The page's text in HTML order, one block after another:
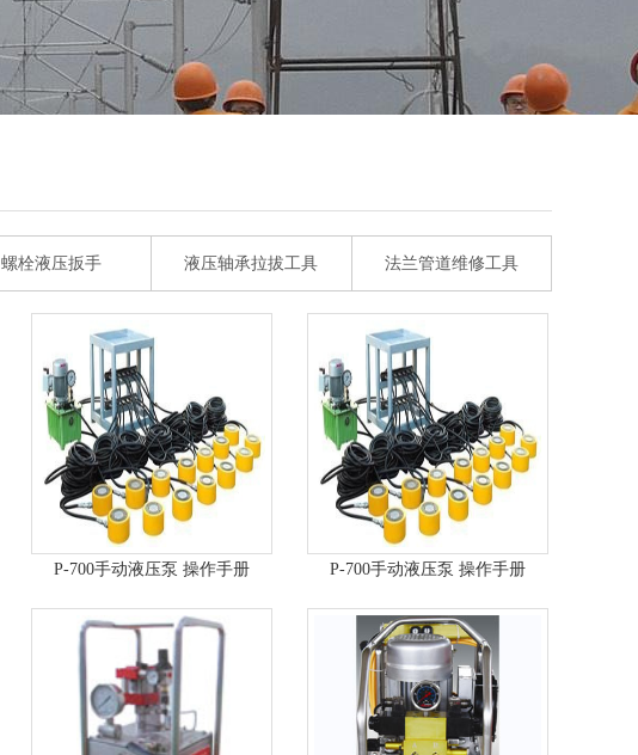
螺栓液压扳手 液压轴承拉拔工具 法兰管道维修工具
P-700手动液压泵 操作手册 P-700手动液压泵 操作手册